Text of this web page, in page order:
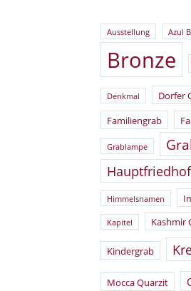
Ausstellung Azul
Bronze
Denkmal Dorfer
Familiengrab
Grablampe
Hauptfriedhof
Himmelsnamen
Kapitel Kashmir
Kindergrab
Mocca Quarzit